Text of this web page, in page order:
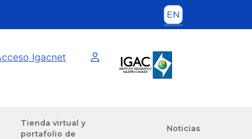
Igacnet Imagen interna
Tienda virtual y
portafolio de
Noticias